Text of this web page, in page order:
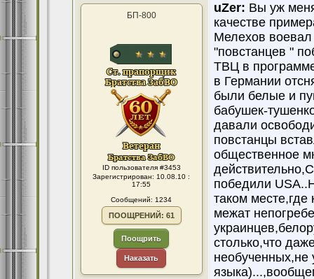
БП-800
ID пользователя #3453
Зарегистрирован: 10.08.10 :
17:55
Сообщений: 1234
ПООЩРЕНИЙ: 61
Поощрить
Наказать
uZer: Вы уж
качестве
Мелехов
"повстанцев "
ТВЦ в
в Германии
были белые и
бабушек-
давали
повстанцы
общественное
победили
таком
межат
столько,что